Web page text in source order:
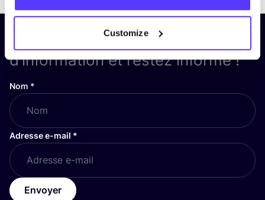
Customize
Inscrivez-vous à notre lettre
d’information et restez informé !
Nom *
Adresse e-mail *
Envoyer